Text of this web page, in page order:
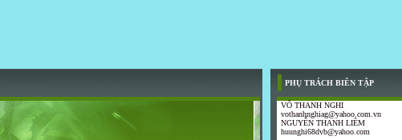
PHỤ TRÁCH BIÊN TẬP
VÕ THANH NGHI
vothanhnghiag@yahoo.com.vn
NGUYỄN THANH LIÊM
huunghi68dvb@yahoo.com